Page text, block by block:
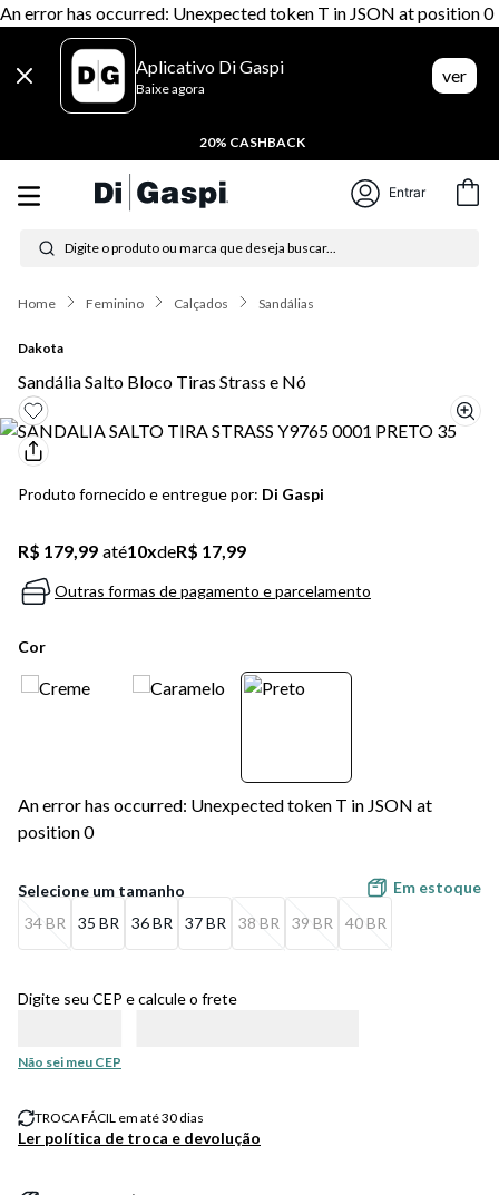
An error has occurred: Unexpected token T in JSON at position 0
Aplicativo Di Gaspi
Baixe agora
ver
20% CASHBACK
Entrar
Digite o produto ou marca que deseja buscar...
Feminino Calçados Sandálias
Dakota
Sandália Salto Bloco Tiras Strass e Nó
Produto fornecido e entregue por: Di Gaspi
R$ 179,99 até10xdeR$ 17,99
Outras formas de pagamento e parcelamento
Cor
An error has occurred: Unexpected token T in JSON at
position 0
34 BR 35 BR 36 BR 37 BR 38 BR 39 BR 40 BR
Em estoque
Digite seu CEP e calcule o frete
Não sei meu CEP
TROCA FÁCIL em até 30 dias
Ler política de troca e devolução
Termos mais buscados
1º tênis feminino
3º moletom
4º tênis masculino
5 º bota
6º sandalia
7º jeans
8º chuteira
9º salto